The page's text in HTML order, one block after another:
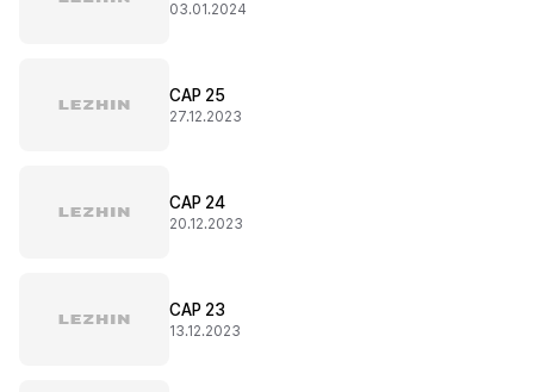
03.01.2024
CAP 25
27.12.2023
CAP 24
20.12.2023
CAP 23
13.12.2023